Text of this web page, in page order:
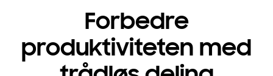
Forbedre
produktiviteten med